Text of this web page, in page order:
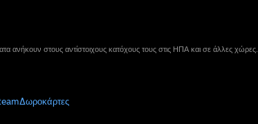
στους αντίστοιχους κατόχους τους στις ΗΠΑ και σε άλλες χώρες.
Δωροκάρτες